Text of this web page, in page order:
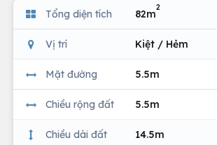
Tổng diện tích 82m
2
Vị trí Kiệt / Hẻm
Mặt đường 5.5m
Chiều rộng đất 5.5m
Chiều dài đất 14.5m